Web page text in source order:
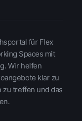
für Flex
Spaces mit
Wir helfen
klar zu
treffen und das